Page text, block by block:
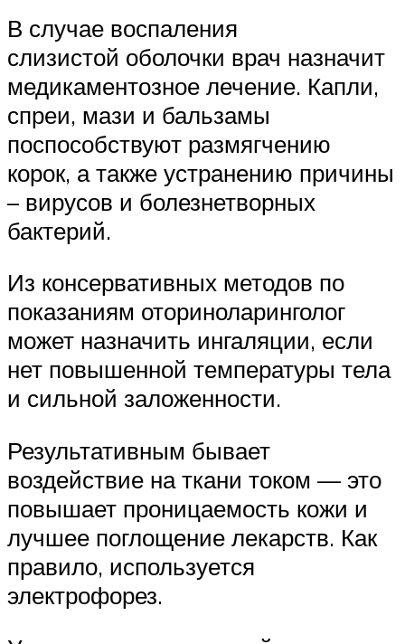
В случае воспаления
слизистой оболочки врач назначит
медикаментозное лечение. Капли,
спреи, мази и бальзамы
поспособствуют размягчению
корок, а также устранению причины
– вирусов и болезнетворных
бактерий.
Из консервативных методов по
показаниям оториноларинголог
может назначить ингаляции, если
нет повышенной температуры тела
и сильной заложенности.
Результативным бывает
воздействие на ткани током — это
повышает проницаемость кожи и
лучшее поглощение лекарств. Как
правило, используется
электрофорез.